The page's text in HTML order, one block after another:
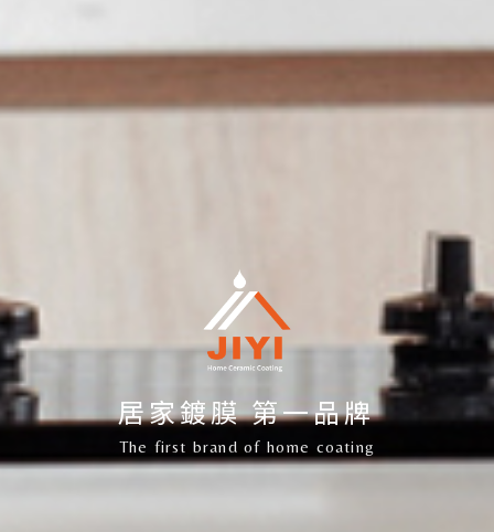
居家鍍膜 第一品牌
The first brand of home coating